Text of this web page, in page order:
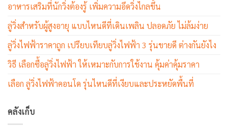
อาหารเสริมที่นักวิ่งต้องรู้ เพิ่มความอึดวิ่งไกลขึ้น
ลู่วิ่งสำหรับผู้สูงอายุ แบบไหนดีที่เดินเพลิน ปลอดภัย ไม่ล้มง่าย
ลู่วิ่งไฟฟ้าราคาถูก เปรียบเทียบลู่วิ่งไฟฟ้า 3 รุ่นขายดี ต่างกันยังไง
วิธี เลือกซื้อลู่วิ่งไฟฟ้า ให้เหมาะกับการใช้งาน คุ้มค่าคุ้มราคา
เลือก ลู่วิ่งไฟฟ้าคอนโด รุ่นไหนดีที่เงียบและประหยัดพื้นที่
คลังเก็บ